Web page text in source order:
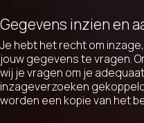
Gegevens inzien en
Je hebt het recht om
jouw gegevens te vragen.
wij je vragen om je
inzageverzoeken
worden een kopie van het